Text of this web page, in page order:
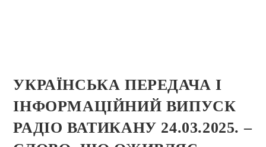
УКРАЇНСЬКА ПЕРЕДАЧА І
ІНФОРМАЦІЙНИЙ ВИПУСК
РАДІО ВАТИКАНУ 24.03.2025. –